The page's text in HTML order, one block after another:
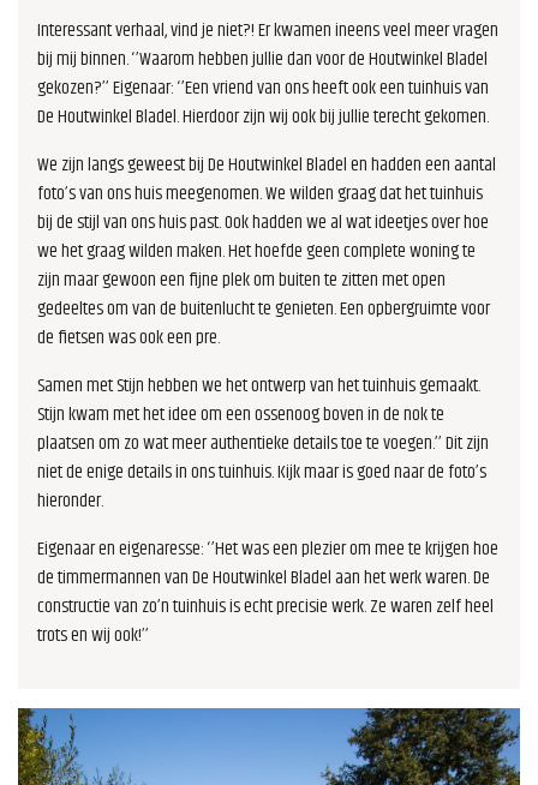
Interessant verhaal, vind je niet?! Er kwamen ineens veel meer vragen
bij mij binnen. ‘’Waarom hebben jullie dan voor de Houtwinkel Bladel
gekozen?’’ Eigenaar: ‘’Een vriend van ons heeft ook een tuinhuis van
De Houtwinkel Bladel. Hierdoor zijn wij ook bij jullie terecht gekomen.
We zijn langs geweest bij De Houtwinkel Bladel en hadden een aantal
foto’s van ons huis meegenomen. We wilden graag dat het tuinhuis
bij de stijl van ons huis past. Ook hadden we al wat ideetjes over hoe
we het graag wilden maken. Het hoefde geen complete woning te
zijn maar gewoon een fijne plek om buiten te zitten met open
gedeeltes om van de buitenlucht te genieten. Een opbergruimte voor
de fietsen was ook een pre.
Samen met Stijn hebben we het ontwerp van het tuinhuis gemaakt.
Stijn kwam met het idee om een ossenoog boven in de nok te
plaatsen om zo wat meer authentieke details toe te voegen.’’ Dit zijn
niet de enige details in ons tuinhuis. Kijk maar is goed naar de foto’s
hieronder.
Eigenaar en eigenaresse: ‘’Het was een plezier om mee te krijgen hoe
de timmermannen van De Houtwinkel Bladel aan het werk waren. De
constructie van zo’n tuinhuis is echt precisie werk. Ze waren zelf heel
trots en wij ook!’’